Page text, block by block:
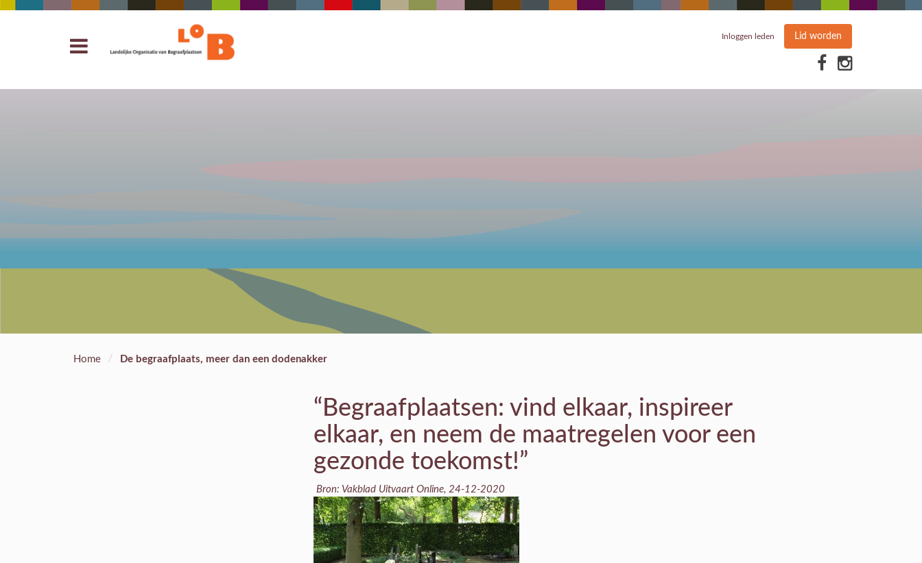
Inloggen leden Lid worden
Home / De begraafplaats, meer dan een dodenakker
“Begraafplaatsen: vind elkaar, inspireer
elkaar, en neem de maatregelen voor een
gezonde toekomst!”
Bron: Vakblad Uitvaart Online, 24-12-2020